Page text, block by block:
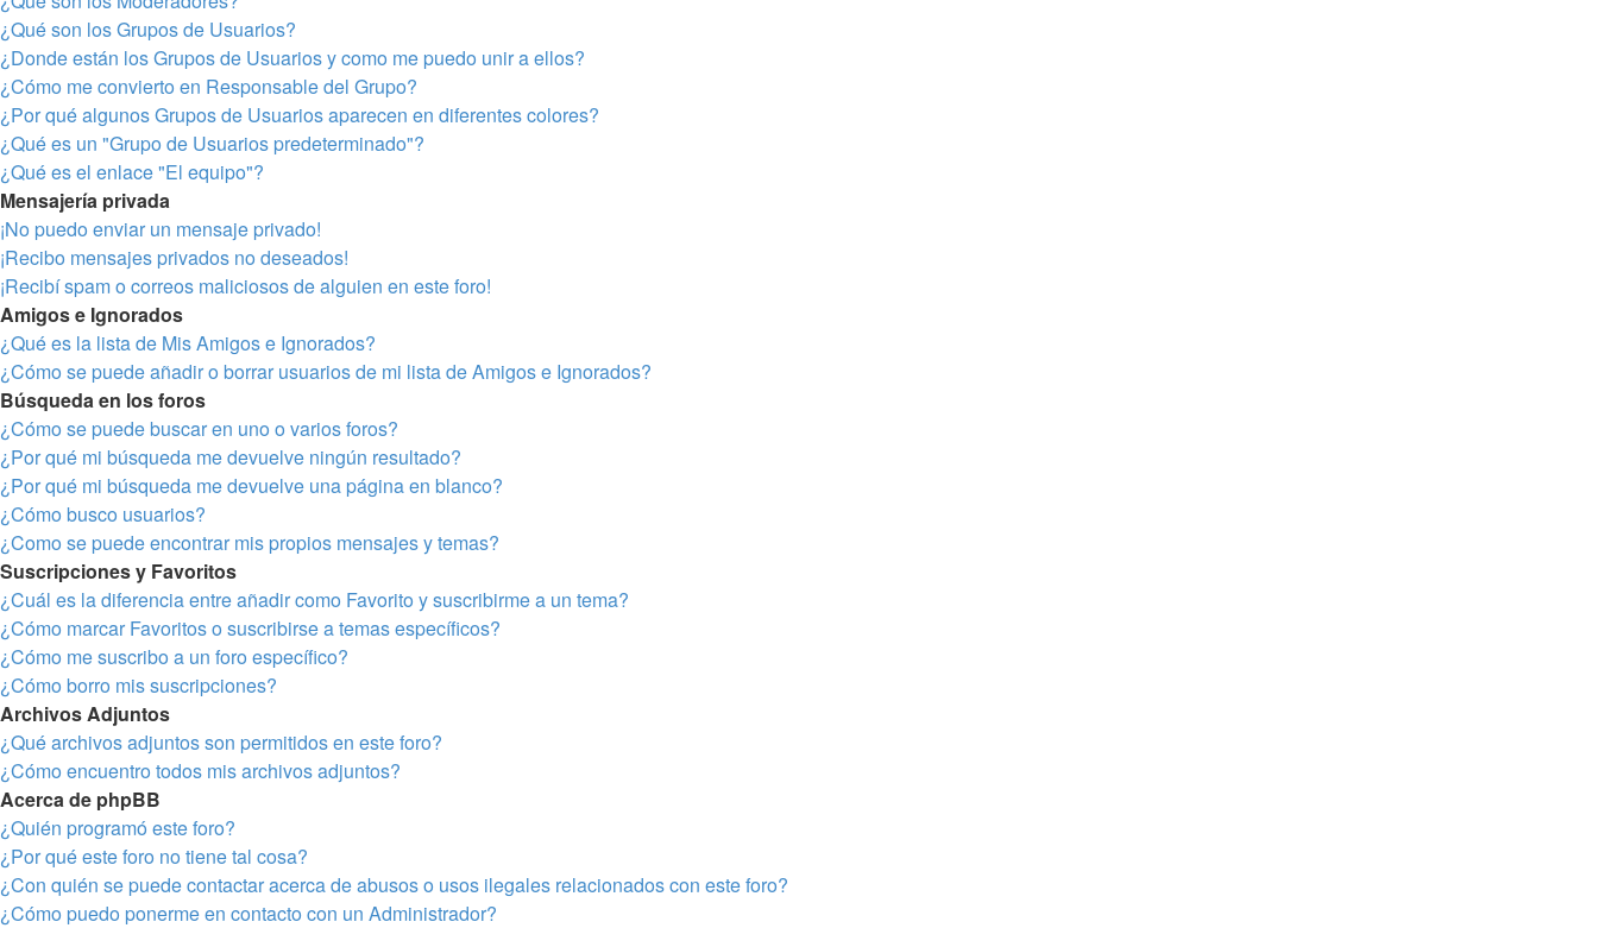
¿Qué son los Grupos de Usuarios?
¿Donde están los Grupos de Usuarios y como me puedo unir a ellos?
¿Cómo me convierto en Responsable del Grupo?
¿Por qué algunos Grupos de Usuarios aparecen en diferentes colores?
¿Qué es un "Grupo de Usuarios predeterminado"?
¿Qué es el enlace "El equipo"?
Mensajería privada
¡No puedo enviar un mensaje privado!
¡Recibo mensajes privados no deseados!
¡Recibí spam o correos maliciosos de alguien en este foro!
Amigos e Ignorados
¿Qué es la lista de Mis Amigos e Ignorados?
¿Cómo se puede añadir o borrar usuarios de mi lista de Amigos e Ignorados?
Búsqueda en los foros
¿Cómo se puede buscar en uno o varios foros?
¿Por qué mi búsqueda me devuelve ningún resultado?
¿Por qué mi búsqueda me devuelve una página en blanco?
¿Cómo busco usuarios?
¿Como se puede encontrar mis propios mensajes y temas?
Suscripciones y Favoritos
¿Cuál es la diferencia entre añadir como Favorito y suscribirme a un tema?
¿Cómo marcar Favoritos o suscribirse a temas específicos?
¿Cómo me suscribo a un foro específico?
¿Cómo borro mis suscripciones?
Archivos Adjuntos
¿Qué archivos adjuntos son permitidos en este foro?
¿Cómo encuentro todos mis archivos adjuntos?
Acerca de phpBB
¿Quién programó este foro?
¿Por qué este foro no tiene tal cosa?
¿Con quién se puede contactar acerca de abusos o usos ilegales relacionados con este foro?
¿Cómo puedo ponerme en contacto con un Administrador?